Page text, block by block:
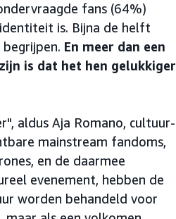
fans (64%)
is. Bijna de helft
En meer dan een
is dat het hen gelukkiger
aldus Aja Romano, cultuur-
mainstream fandoms,
en de daarmee
evenement, hebben de
worden behandeld voor